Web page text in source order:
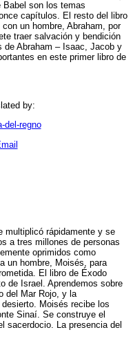
Babel son los temas
capítulos. El resto del libro
un hombre, Abraham, por
traer salvación y bendición
de Abraham – Isaac, Jacob y
en este primer libro de
by:
multiplicó rápidamente y se
a tres millones de personas
oprimidos como
un hombre, Moisés, para
El libro de Éxodo
de Israel. Aprendemos sobre
del Mar Rojo, y la
Moisés recibe los
Sinaí. Se construye el
sacerdocio. La presencia del